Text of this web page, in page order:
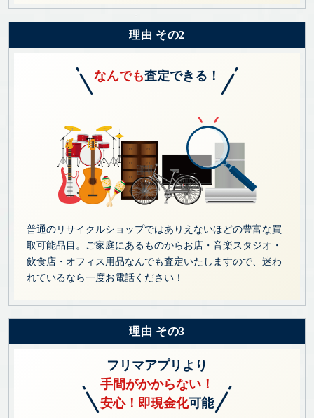
理由 その2
なんでも査定できる！
普通のリサイクルショップではありえないほどの豊富な買
取可能品目。ご家庭にあるものからお店・音楽スタジオ・
飲食店・オフィス用品なんでも査定いたしますので、迷わ
れているなら一度お電話ください！
理由 その3
フリマアプリより
手間がかからない！
安心！即現金化可能